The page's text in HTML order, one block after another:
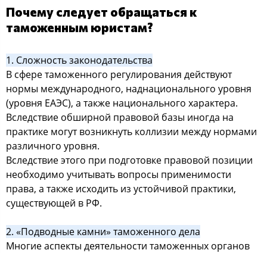
Почему следует обращаться к
таможенным юристам?
1. Сложность законодательства
В сфере таможенного регулирования действуют
нормы международного, наднационального уровня
(уровня ЕАЭС), а также национального характера.
Вследствие обширной правовой базы иногда на
практике могут возникнуть коллизии между нормами
различного уровня.
Вследствие этого при подготовке правовой позиции
необходимо учитывать вопросы применимости
права, а также исходить из устойчивой практики,
существующей в РФ.
2. «Подводные камни» таможенного дела
Многие аспекты деятельности таможенных органов